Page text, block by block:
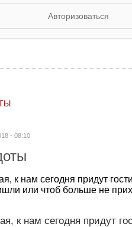
Авторизоваться
- 08:10
к нам сегодня придут
или чтоб больше не
к нам сегодня придут